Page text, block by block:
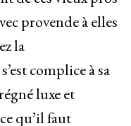
provende à elles
la
complice à sa
luxe et
qu’il faut